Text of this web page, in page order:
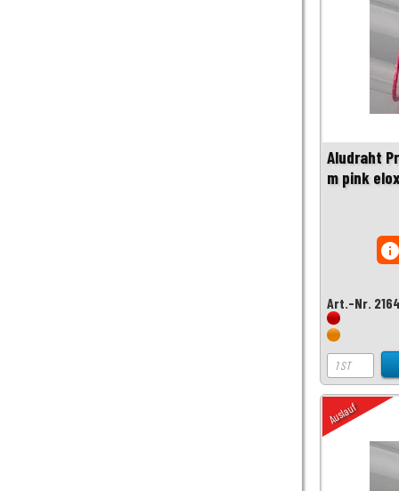
Aludraht
m pink
Art.-Nr.
Auslauf